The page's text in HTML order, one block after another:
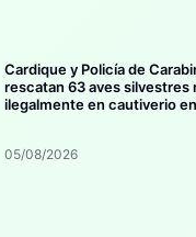
Cardique y Policía de
rescatan 63 aves silvestres
ilegalmente en cautiverio
05/08/2026